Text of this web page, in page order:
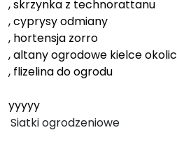
, skrzynka z technorattanu
, cyprysy odmiany
, hortensja zorro
, altany ogrodowe kielce
, flizelina do ogrodu
yyyyy
Siatki ogrodzeniowe